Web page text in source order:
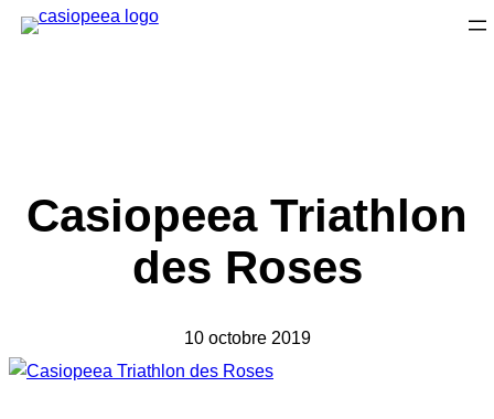
Aller
Casiopeea Triathlon
des Roses
10 octobre 2019